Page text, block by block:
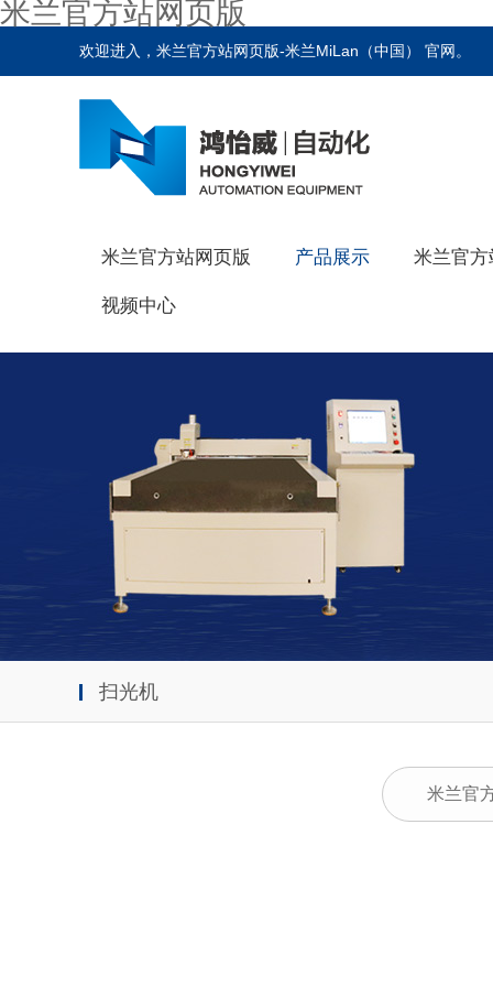
米兰官方站网页版
欢迎进入，米兰官方站网页版-米兰MiLan（中国） 官网。
米兰官方站网页版 产品展示 米兰官方
视频中心
扫光机
米兰官